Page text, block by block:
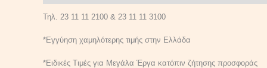
Τηλ. 23 11 11 2100 & 23 11 11 3100
*Εγγύηση χαμηλότερης τιμής στην Ελλάδα
*Ειδικές Τιμές για Μεγάλα Έργα κατόπιν ζήτησης προσφοράς